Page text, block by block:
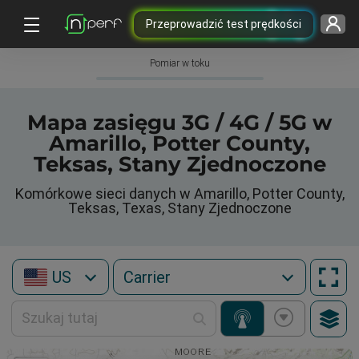
Przeprowadzić test prędkości
Pomiar w toku
Mapa zasięgu 3G / 4G / 5G w
Amarillo, Potter County,
Teksas, Stany Zjednoczone
Komórkowe sieci danych w Amarillo, Potter County,
Teksas, Texas, Stany Zjednoczone
US